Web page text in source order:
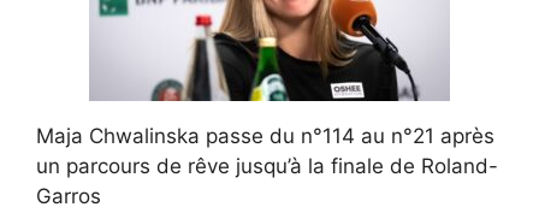
Maja Chwalinska passe du n°114 au n°21 après
un parcours de rêve jusqu’à la finale de Roland-
Garros